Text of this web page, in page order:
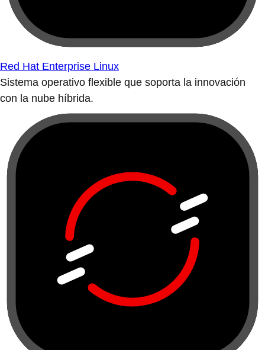
Red Hat Enterprise Linux
Sistema operativo flexible que soporta la innovación
con la nube híbrida.